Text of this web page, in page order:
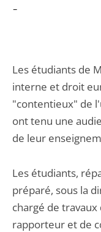
-
Les étudiants de
interne et droit
"contentieux" de
ont tenu une
de leur
Les étudiants,
préparé, sous la
chargé de
rapporteur et de